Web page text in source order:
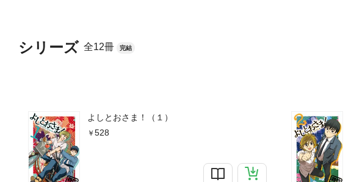
シリーズ 全12冊 完結
よしとおさま！（１）
528